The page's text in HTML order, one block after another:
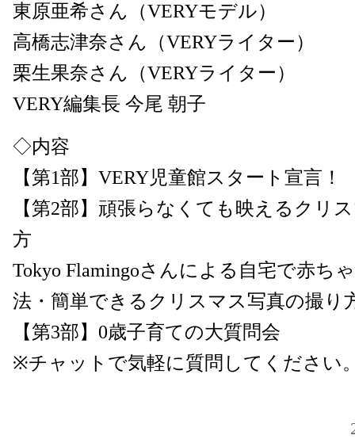
東原亜希さん（VERYモデル）
高橋志津奈さん（VERYライター）
栗生果奈さん（VERYライター）
VERY編集長 今尾 朝子
◇内容
【第1部】VERY児童館スタート宣言！
【第2部】頑張らなくても映えるクリ
方
Tokyo Flamingoさんによる自宅で赤ち
法・簡単できるクリスマス写真の撮り
【第3部】0歳子育ての大質問会
※チャットで気軽に質問してください